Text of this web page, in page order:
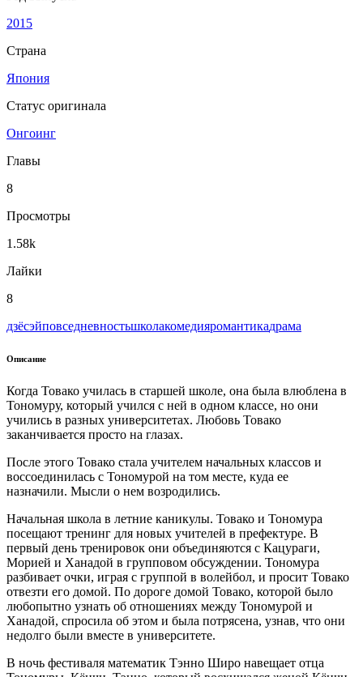
2015
Страна
Япония
Статус оригинала
Онгоинг
Главы
8
Просмотры
1.58k
Лайки
8
дзёсэйповседневностьшколакомедияромантикадрама
Описание
Когда Товако училась в старшей школе, она была влюблена в
Тономуру, который учился с ней в одном классе, но они
учились в разных университетах. Любовь Товако
заканчивается просто на глазах.
После этого Товако стала учителем начальных классов и
воссоединилась с Тономурой на том месте, куда ее
назначили. Мысли о нем возродились.
Начальная школа в летние каникулы. Товако и Тономура
посещают тренинг для новых учителей в префектуре. В
первый день тренировок они объединяются с Кацураги,
Морией и Ханадой в групповом обсуждении. Тономура
разбивает очки, играя с группой в волейбол, и просит Товако
отвезти его домой. По дороге домой Товако, которой было
любопытно узнать об отношениях между Тономурой и
Ханадой, спросила об этом и была потрясена, узнав, что они
недолго были вместе в университете.
В ночь фестиваля математик Тэнно Широ навещает отца